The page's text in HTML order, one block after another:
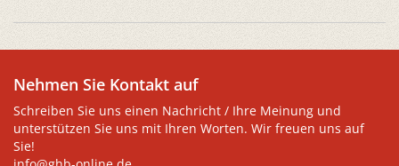
Nehmen Sie Kontakt auf
Schreiben Sie uns einen Nachricht / Ihre Meinung und
unterstützen Sie uns mit Ihren Worten. Wir freuen uns auf
Sie!